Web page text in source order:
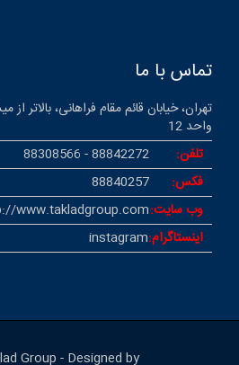
تماس با ما
واحد 12
تلفن:
88842272 - 88308566
فکس:
88840257
وب سایت:www.takladgroup.com
اینستاگرام:instagram
Group - Designed by